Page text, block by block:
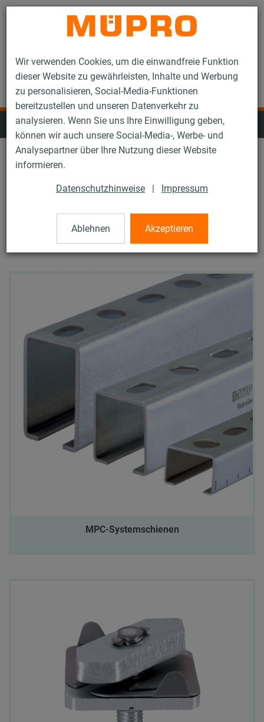
Wir verwenden Cookies, um die einwandfreie Funktion
dieser Website zu gewährleisten, Inhalte und Werbung
zu personalisieren, Social-Media-Funktionen
bereitzustellen und unseren Datenverkehr zu
analysieren. Wenn Sie uns Ihre Einwilligung geben,
können wir auch unsere Social-Media-, Werbe- und
Analysepartner über Ihre Nutzung dieser Website
informieren.
Datenschutzhinweise | Impressum
Ablehnen Akzeptieren
Kontakt
Installationsschienen
Schienensysteme: Alle
Alle Filter zurücksetzen
MPC-Systemschienen